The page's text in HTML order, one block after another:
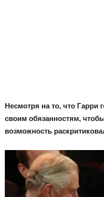
Несмотря на то, что Гарри
своим обязанностям,
возможность